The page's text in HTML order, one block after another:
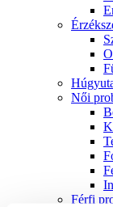
Női
Férfi